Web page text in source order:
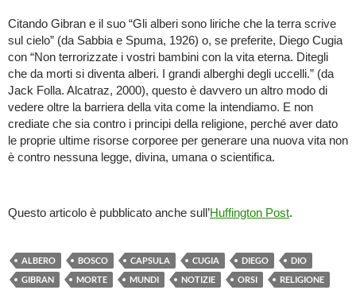
Citando Gibran e il suo “Gli alberi sono liriche che la terra scrive
sul cielo” (da Sabbia e Spuma, 1926) o, se preferite, Diego Cugia
con “Non terrorizzate i vostri bambini con la vita eterna. Ditegli
che da morti si diventa alberi. I grandi alberghi degli uccelli.” (da
Jack Folla. Alcatraz, 2000), questo è davvero un altro modo di
vedere oltre la barriera della vita come la intendiamo. E non
crediate che sia contro i principi della religione, perché aver dato
le proprie ultime risorse corporee per generare una nuova vita non
è contro nessuna legge, divina, umana o scientifica.
Questo articolo è pubblicato anche sull’Huffington Post.
ALBERO BOSCO CAPSULA CUGIA DIEGO
DIO
GIBRAN
MORTE MUNDI NOTIZIE ORSI
RELIGIONE